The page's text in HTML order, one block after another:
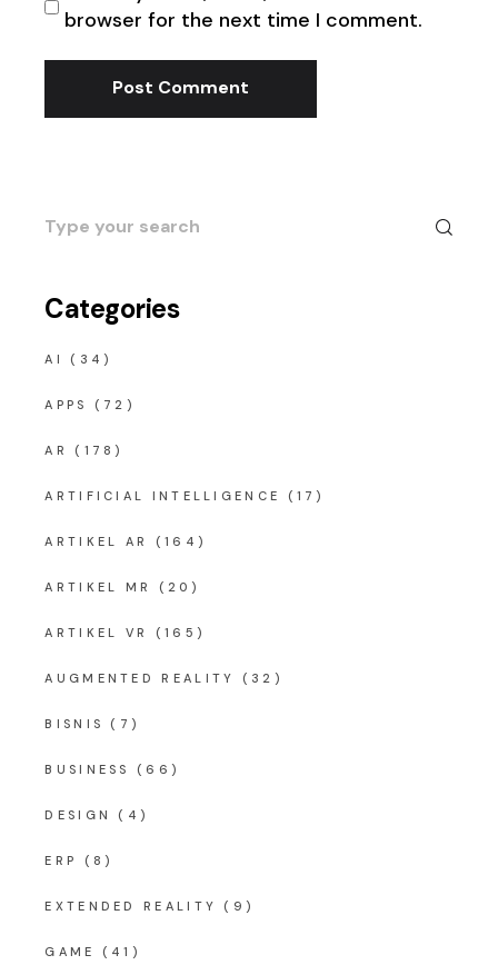
browser for the next time I comment.
Post Comment
Search
for:
Categories
AI (34)
APPS (72)
AR (178)
ARTIFICIAL INTELLIGENCE (17)
ARTIKEL AR (164)
ARTIKEL MR (20)
ARTIKEL VR (165)
AUGMENTED REALITY (32)
BISNIS (7)
BUSINESS (66)
DESIGN (4)
ERP (8)
EXTENDED REALITY (9)
GAME (41)